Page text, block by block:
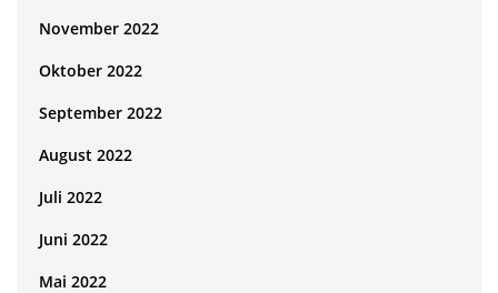
November 2022
Oktober 2022
September 2022
August 2022
Juli 2022
Juni 2022
Mai 2022